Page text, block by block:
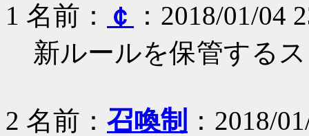
1 名前： ￠
：2018/01/04
新ルールを保管する
2 名前： 召喚制
：2018/